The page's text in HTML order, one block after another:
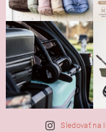
Sledovať na